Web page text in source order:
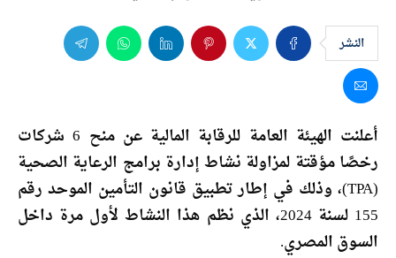
النشر
أعلنت الهيئة العامة للرقابة المالية عن منح 6 شركات
رخصًا مؤقتة لمزاولة نشاط إدارة برامج الرعاية الصحية
(TPA)، وذلك في إطار تطبيق قانون التأمين الموحد رقم
155 لسنة 2024، الذي نظم هذا النشاط لأول مرة داخل
السوق المصري.